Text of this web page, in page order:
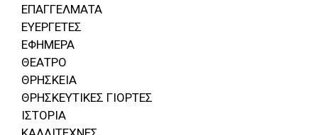
ΕΠΑΓΓΕΛΜΑΤΑ
ΕΥΕΡΓΕΤΕΣ
ΕΦΗΜΕΡΑ
ΘΕΑΤΡΟ
ΘΡΗΣΚΕΙΑ
ΘΡΗΣΚΕΥΤΙΚΕΣ ΓΙΟΡΤΕΣ
ΙΣΤΟΡΙΑ